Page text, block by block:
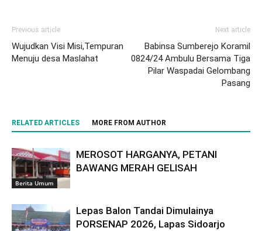
Previous article
Wujudkan Visi Misi,Tempuran
Menuju desa Maslahat
Next article
Babinsa Sumberejo Koramil
0824/24 Ambulu Bersama Tiga
Pilar Waspadai Gelombang
Pasang
RELATED ARTICLES MORE FROM AUTHOR
Berita Umum
MEROSOT HARGANYA, PETANI
BAWANG MERAH GELISAH
Lepas Balon Tandai Dimulainya
PORSENAP 2026, Lapas Sidoarjo